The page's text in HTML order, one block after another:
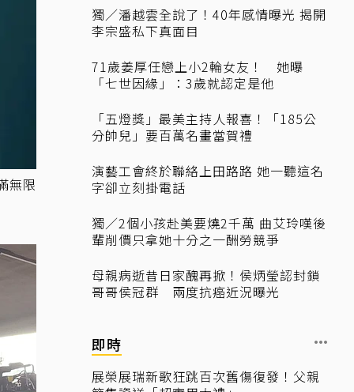
無限
獨／潘越雲全說了！40年感情曝光 揭開
李宗盛私下真面目
71歲姜厚任戀上小2輪女友！ 她曝
「七世因緣」：3歲就認定是他
「五燈獎」最美主持人報喜！「185公
分帥兒」要百萬名畫當賀禮
演藝工會終於聯絡上田路路 她一聽這名
字卻立刻掛電話
獨／2個小孩赴美要燒2千萬 曲艾玲嘆後
輩削價只拿她十分之一酬勞競爭
母親病逝昔日家醜再掀！侯炳瑩認封鎖
哥哥侯冠群 兩度抗癌近況曝光
即時
展榮展瑞新歌狂跳百次舊傷復發！父親